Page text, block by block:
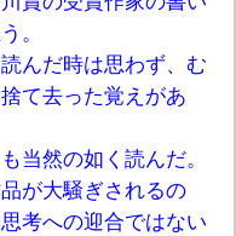
。
んだ時は思わず、む
て去った覚えがあ
当然の如く読んだ。
が大騒ぎされるの
考への迎合ではない